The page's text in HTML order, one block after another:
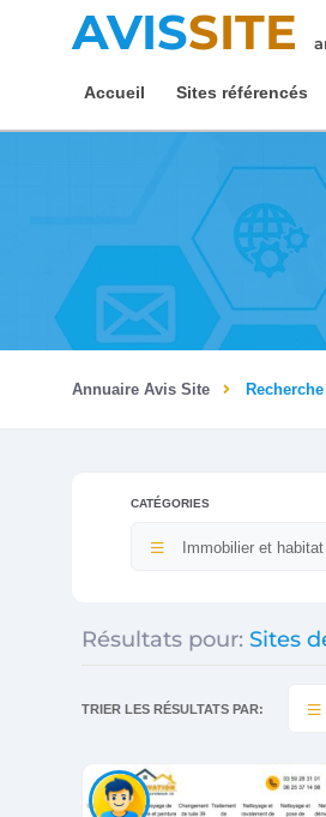
AVISSITE
Accueil Sites référencés
Annuaire Avis Site
CATÉGORIES
Immobilier et habitat
Résultats pour: Sites
TRIER LES RÉSULTATS PAR: